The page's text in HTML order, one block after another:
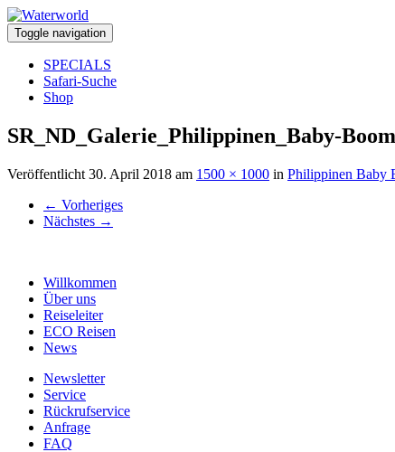
Toggle navigation
SPECIALS
Safari-Suche
Shop
SR_ND_Galerie_Philippinen_Baby-
Veröffentlicht 30. April 2018 am 1500 × 1000 in Philippinen Baby
← Vorheriges
Nächstes →
Willkommen
Über uns
Reiseleiter
ECO Reisen
News
Newsletter
Service
Rückrufservice
Anfrage
FAQ